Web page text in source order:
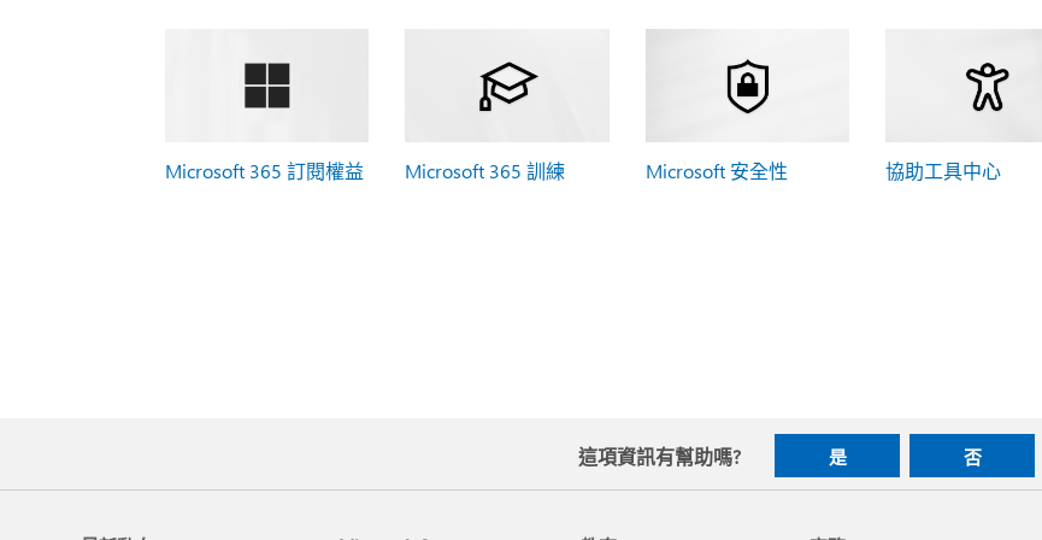
Microsoft 365 訂閱權益 Microsoft 365 訓練 Microsoft 安全性 協助工具中心
這項資訊有幫助嗎? 是 否